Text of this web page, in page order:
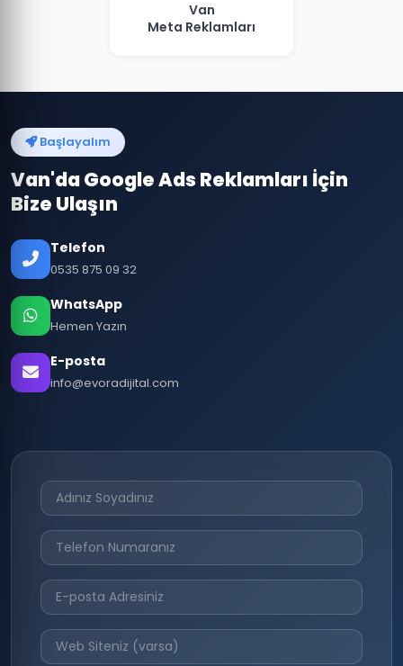
Van
Meta Reklamları
Başlayalım
Van'da Google Ads Reklamları İçin
Bize Ulaşın
Telefon
0535 875 09 32
WhatsApp
Hemen Yazın
E-posta
info@evoradijital.com